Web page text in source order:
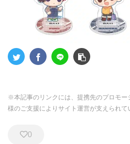
※本記事のリンクには、提携先のプロモー
様のご支援によりサイト運営が支えられて
0